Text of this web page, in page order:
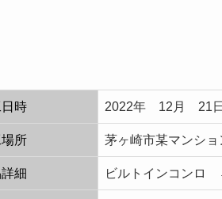
時 2022年 12月 21日
所 茅ヶ崎市某マンショ
細 ビルトインコン